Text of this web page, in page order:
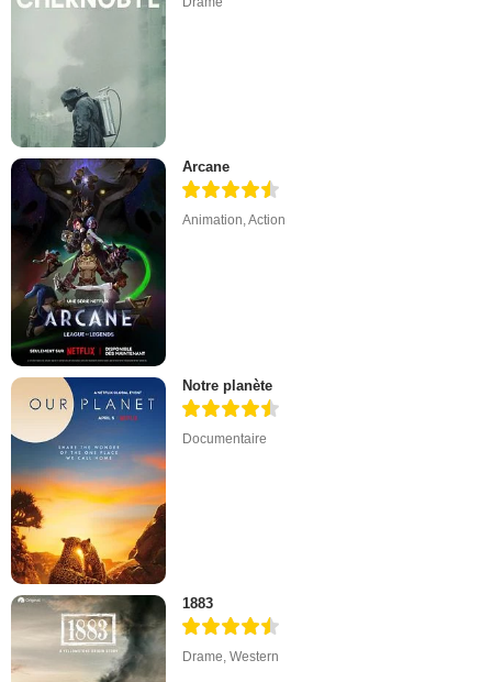
Arcane
Animation,Action
Notre planète
Documentaire
1883
Drame,Western